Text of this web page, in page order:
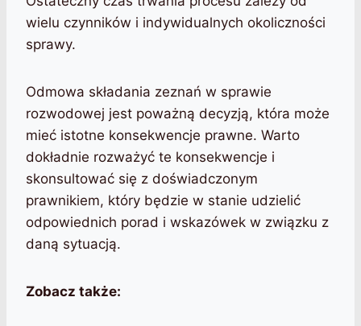
wielu czynników i indywidualnych okoliczności
sprawy.
Odmowa składania zeznań w sprawie
rozwodowej jest poważną decyzją, która może
mieć istotne konsekwencje prawne. Warto
dokładnie rozważyć te konsekwencje i
skonsultować się z doświadczonym
prawnikiem, który będzie w stanie udzielić
odpowiednich porad i wskazówek w związku z
daną sytuacją.
Zobacz także: